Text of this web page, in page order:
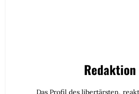
Redaktion
Das Profil des libertärsten,